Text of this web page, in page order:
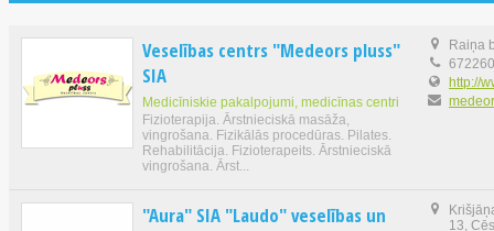
Veselības centrs "Medeors pluss"
SIA
Medicīniskie pakalpojumi, medicīnas centri
Fizioterapija. Ārstnieciskā masāža,
vingrošana. Fizikālās procedūras. Pilates.
Rehabilitācija. Fizioterapeits. Ārstnieciskā
vingrošana. Ārst...
Raiņa
http://
"Aura" SIA "Laudo" veselības un
13,